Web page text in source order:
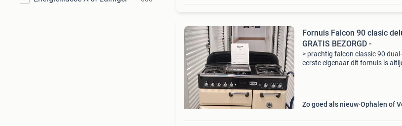
Fornuis Falcon 90 clasic
GRATIS BEZORGD -
> prachtig falcon classic 90
eerste eigenaar dit fornuis is
Zo goed als nieuw Ophalen of